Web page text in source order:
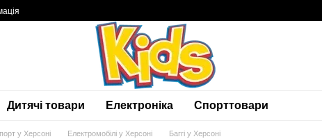
Дитячі товари Електроніка Спорттовари
у Херсоні Електромобілі у Херсоні Баггі у Херсоні